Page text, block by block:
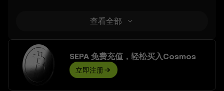
查看全部
SEPA 免费充值，轻松买入Cosmos
立即注册